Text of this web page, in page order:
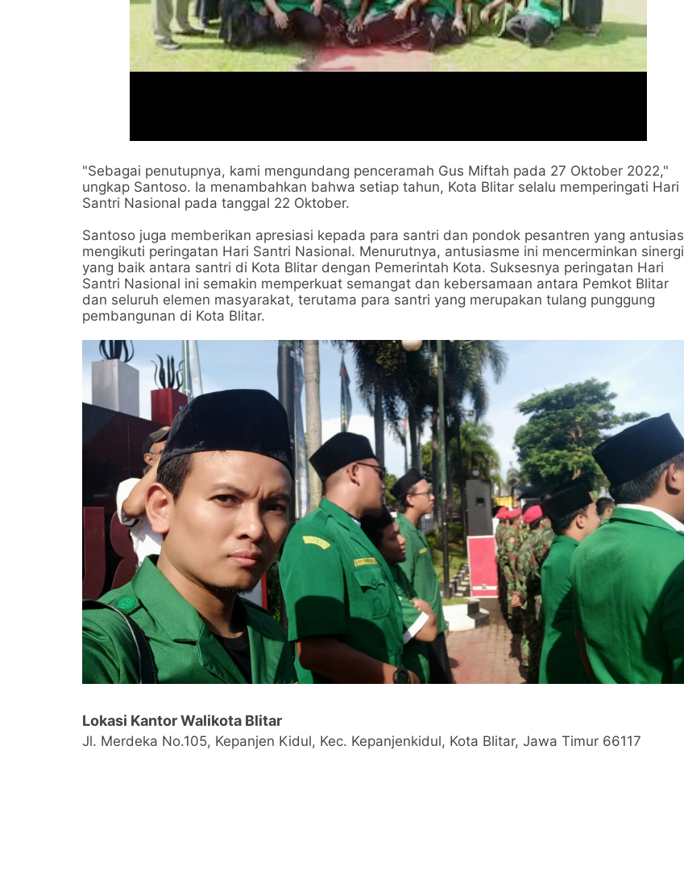
"Sebagai penutupnya, kami mengundang penceramah Gus Miftah pada 27 Oktober 2022,"
ungkap Santoso. Ia menambahkan bahwa setiap tahun, Kota Blitar selalu memperingati Hari
Santri Nasional pada tanggal 22 Oktober.
Santoso juga memberikan apresiasi kepada para santri dan pondok pesantren yang antusias
mengikuti peringatan Hari Santri Nasional. Menurutnya, antusiasme ini mencerminkan sinergi
yang baik antara santri di Kota Blitar dengan Pemerintah Kota. Suksesnya peringatan Hari
Santri Nasional ini semakin memperkuat semangat dan kebersamaan antara Pemkot Blitar
dan seluruh elemen masyarakat, terutama para santri yang merupakan tulang punggung
pembangunan di Kota Blitar.
Lokasi Kantor Walikota Blitar
Jl. Merdeka No.105, Kepanjen Kidul, Kec. Kepanjenkidul, Kota Blitar, Jawa Timur 66117